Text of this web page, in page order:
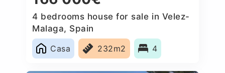
4 bedrooms house for sale in Velez-
Malaga, Spain
Casa
232m2 4